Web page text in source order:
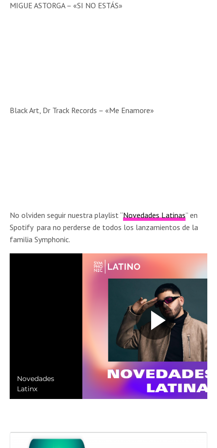
MIGUE ASTORGA – «SI NO ESTÁS»
Black Art, Dr Track Records – «Me Enamore»
No olviden seguir nuestra playlist “Novedades Latinas” en
Spotify para no perderse de todos los lanzamientos de la
familia Symphonic.